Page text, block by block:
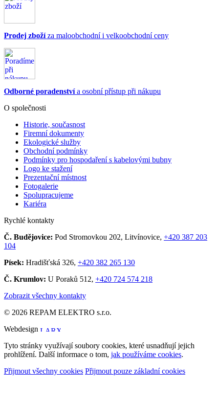
Prodej zbožíza maloobchodní i velkoobchodní ceny
Odborné poradenstvía osobní přístup při nákupu
O společnosti
Historie, současnost
Firemní dokumenty
Ekologické služby
Obchodní podmínky
Podmínky pro hospodaření s kabelovými bubny
Logo ke stažení
Prezentační místnost
Fotogalerie
Spolupracujeme
Kariéra
Rychlé kontakty
Č. Budějovice: Pod Stromovkou 202, Litvínovice, +420 387 203
104
Písek: Hradišťská 326, +420 382 265 130
Č. Krumlov: U Poraků 512, +420 724 574 218
Zobrazit všechny kontakty
© 2026 REPAM ELEKTRO s.r.o.
Webdesign
Tyto stránky využívají soubory cookies, které usnadňují jejich
prohlížení. Další informace o tom, jak používáme cookies.
Přijmout všechny cookies Přijmout pouze základní cookies